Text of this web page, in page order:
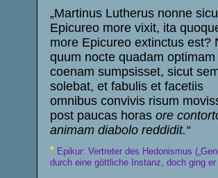
„Martinus Lutherus nonne
Epicureo more vixit, ita
more Epicureo extinctus est?
quum nocte quadam optimam
coenam sumpsisset, sicut
solebat, et fabulis et facetiis
omnibus convivis risum
post paucas horas ore
animam diabolo reddidit.“
* Epikur: Vertreter des Hedonismus
durch eine göttliche Instanz, doch ging